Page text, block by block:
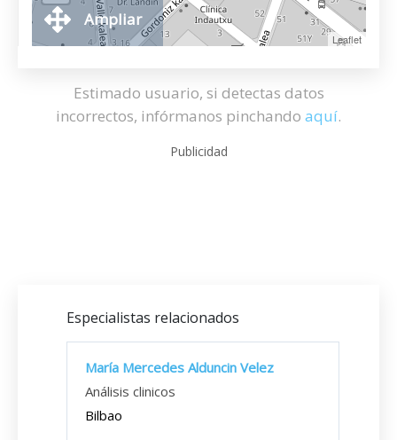
Leaflet
Ampliar
Estimado usuario, si detectas datos
incorrectos, infórmanos pinchando aquí.
Publicidad
Especialistas relacionados
María Mercedes Alduncin Velez
Análisis clinicos
Bilbao